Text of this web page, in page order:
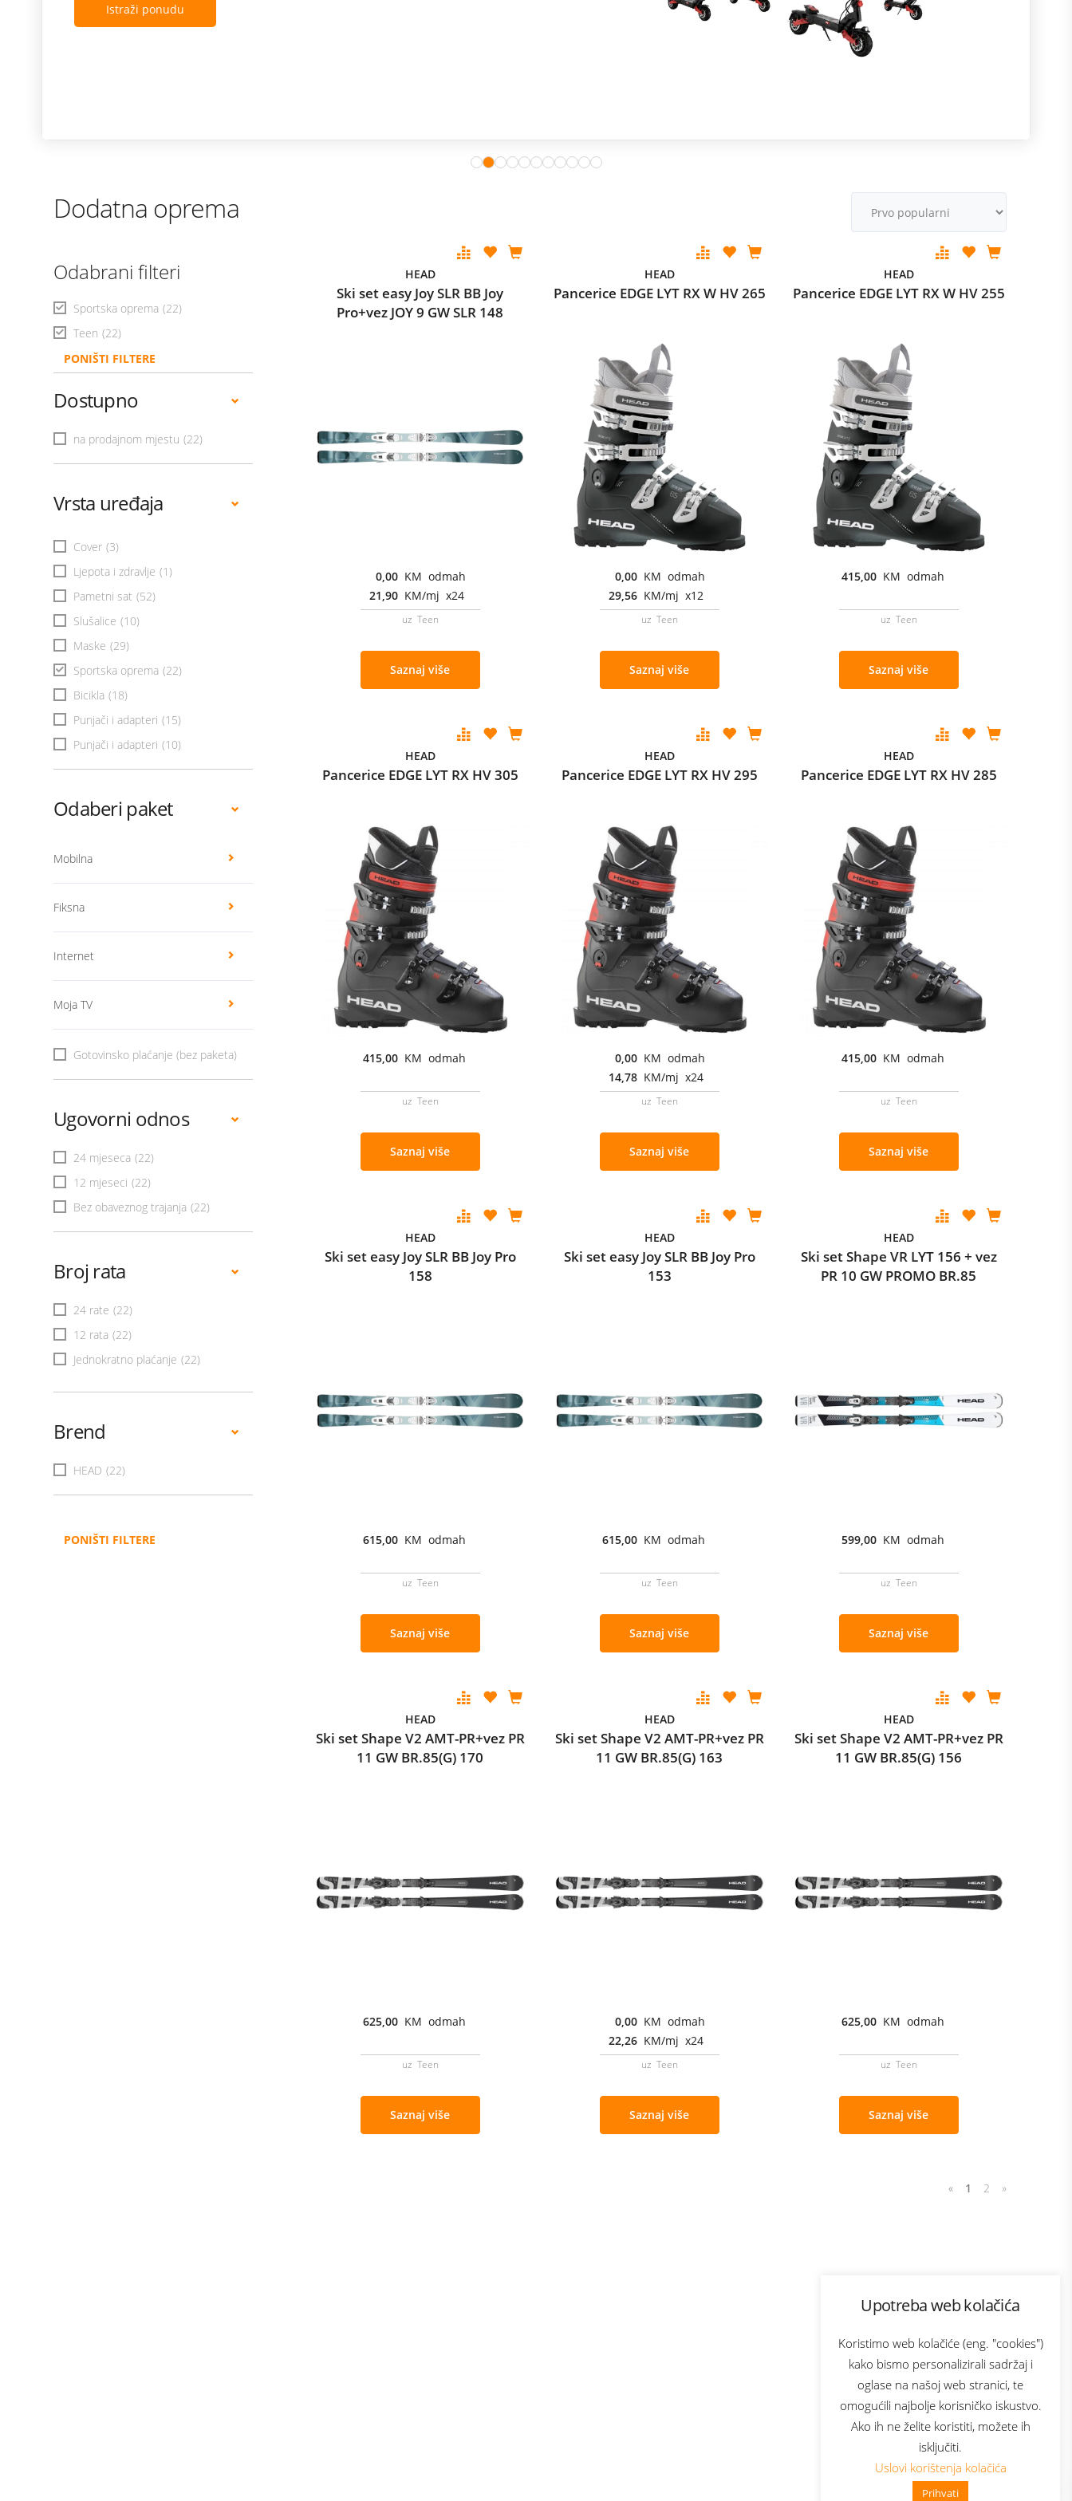
Upotreba web kolačića
Koristimo web kolačiće (eng. "cookies")
kako bismo personalizirali sadržaj i
oglase na našoj web stranici, te
omogućili najbolje korisničko iskustvo.
Ako ih ne želite koristiti, možete ih
isključiti.
Uslovi korištenja kolačića
Prihvati
👋 Zdravo, kako mogu pomoći?
Istraži ponudu
Dodatna oprema
Odabrani filteri
Sportska oprema (22)
Teen (22)
PONIŠTI FILTERE
Dostupno
na prodajnom mjestu (22)
Vrsta uređaja
Cover (3)
Ljepota i zdravlje (1)
Pametni sat (52)
Slušalice (10)
Maske (29)
Sportska oprema (22)
Bicikla (18)
Punjači i adapteri (15)
Punjači i adapteri (10)
Odaberi paket
Mobilna
Fiksna
Internet
Moja TV
Gotovinsko plaćanje (bez paketa)
Ugovorni odnos
24 mjeseca (22)
12 mjeseci (22)
Bez obaveznog trajanja (22)
Broj rata
24 rate (22)
12 rata (22)
Jednokratno plaćanje (22)
Brend
HEAD (22)
PONIŠTI FILTERE
HEAD
Ski set easy Joy SLR BB Joy
Pro+vez JOY 9 GW SLR 148
0,00 KM odmah
21,90 KM/mj x24
uz Teen
Saznaj više
HEAD
Pancerice EDGE LYT RX W HV 265
0,00 KM odmah
29,56 KM/mj x12
uz Teen
Saznaj više
HEAD
Pancerice EDGE LYT RX W HV 255
415,00 KM odmah
uz Teen
Saznaj više
HEAD
Pancerice EDGE LYT RX HV 305
415,00 KM odmah
uz Teen
Saznaj više
HEAD
Pancerice EDGE LYT RX HV 295
0,00 KM odmah
14,78 KM/mj x24
uz Teen
Saznaj više
HEAD
Pancerice EDGE LYT RX HV 285
415,00 KM odmah
uz Teen
Saznaj više
HEAD
Ski set easy Joy SLR BB Joy Pro
158
615,00 KM odmah
uz Teen
Saznaj više
HEAD
Ski set easy Joy SLR BB Joy Pro
153
615,00 KM odmah
uz Teen
Saznaj više
HEAD
Ski set Shape VR LYT 156 + vez
PR 10 GW PROMO BR.85
599,00 KM odmah
uz Teen
Saznaj više
HEAD
Ski set Shape V2 AMT-PR+vez PR
11 GW BR.85(G) 170
625,00 KM odmah
uz Teen
Saznaj više
HEAD
Ski set Shape V2 AMT-PR+vez PR
11 GW BR.85(G) 163
0,00 KM odmah
22,26 KM/mj x24
uz Teen
Saznaj više
HEAD
Ski set Shape V2 AMT-PR+vez PR
11 GW BR.85(G) 156
625,00 KM odmah
uz Teen
Saznaj više
« 1 2 »
Bonus plus
Prijava za newsletter